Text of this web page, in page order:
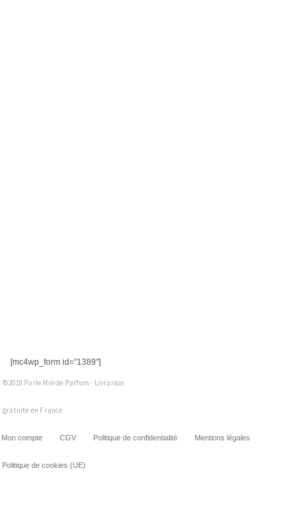
[mc4wp_form id="1389"]
©2018 Parle Moi de Parfum - Livraison
gratuite en France
Mon compte CGV Politique de confidentialité Mentions légales
Politique de cookies (UE)